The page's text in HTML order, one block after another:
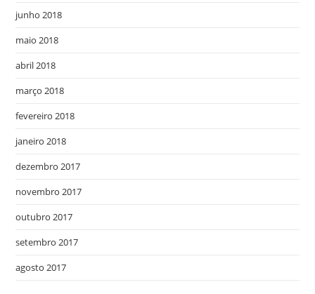
junho 2018
maio 2018
abril 2018
março 2018
fevereiro 2018
janeiro 2018
dezembro 2017
novembro 2017
outubro 2017
setembro 2017
agosto 2017